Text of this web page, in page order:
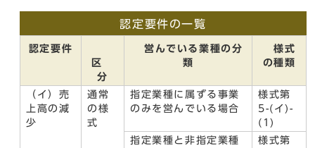
認定要件の一覧
認定要件
区
分
営んでいる業種の分
類
様式
の種類
（イ）売
上高の減
少
通常
の様
式
指定業種に属ずる事業
のみを営んでいる場合
様式第
5-(イ)-
(1)
指定業種と非指定業種
様式第